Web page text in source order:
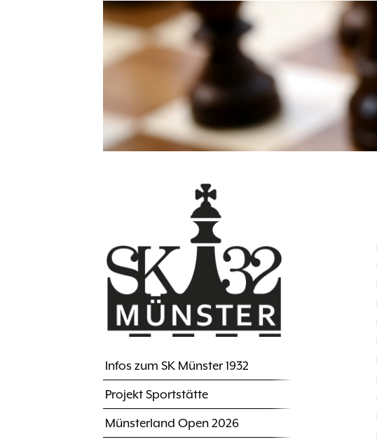
Hauptnavigation
Infos zum SK Münster 1932
Projekt Sportstätte
Münsterland Open 2026